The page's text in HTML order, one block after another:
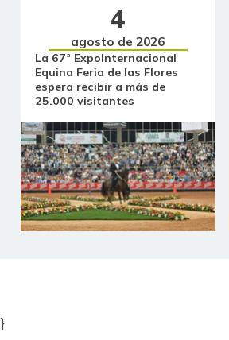
4
agosto de 2026
La 67ª ExpoInternacional
Equina Feria de las Flores
espera recibir a más de
25.000 visitantes
}